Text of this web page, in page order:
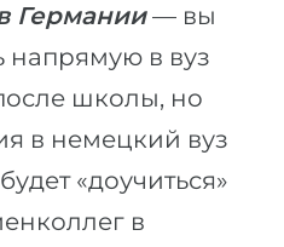
Германии— вы
напрямую в вуз
школы, но
в немецкий вуз
«доучиться»
в